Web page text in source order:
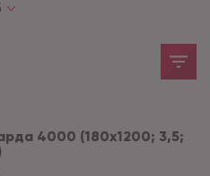
4000 (180x1200; 3,5;